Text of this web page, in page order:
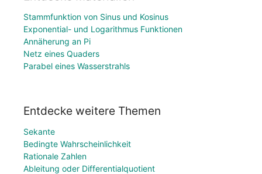
Stammfunktion von Sinus und Kosinus
Exponential- und Logarithmus Funktionen
Annäherung an Pi
Netz eines Quaders
Parabel eines Wasserstrahls
Entdecke weitere Themen
Sekante
Bedingte Wahrscheinlichkeit
Rationale Zahlen
Ableitung oder Differentialquotient